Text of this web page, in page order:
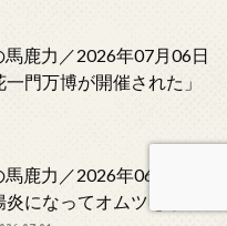
馬鹿力／2026年07月06日
門万博が開催された」
馬鹿力／2026年06月29日
になってオムツをして